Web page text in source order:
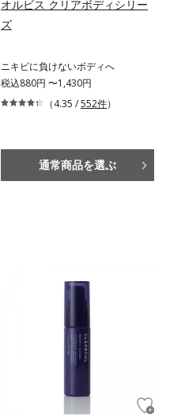
オルビス クリアボディシリー
ズ
ニキビに負けないボディへ
税込880円 〜1,430円
（4.35 /552件）
通常商品を選ぶ